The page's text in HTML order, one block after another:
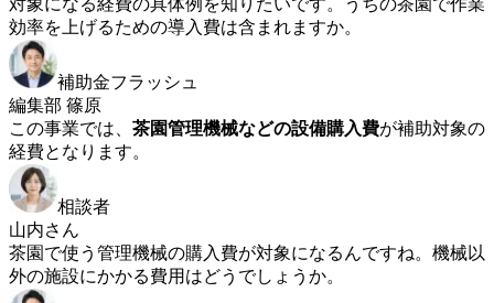
効率を上げるための導入費は含まれますか。
補助金フラッシュ
編集部 篠原
この事業では、 茶園管理機械などの設備購入費が補助対象の
経費となります。
相談者
山内さん
茶園で使う管理機械の購入費が対象になるんですね。機械以
外の施設にかかる費用はどうでしょうか。